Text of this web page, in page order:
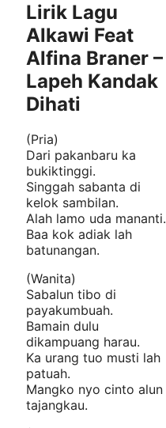
Lirik Lagu
Alkawi Feat
Alfina Braner –
Lapeh Kandak
Dihati
(Pria)
Dari pakanbaru ka
bukiktinggi.
Singgah sabanta di
kelok sambilan.
Alah lamo uda mananti.
Baa kok adiak lah
batunangan.
(Wanita)
Sabalun tibo di
payakumbuah.
Bamain dulu
dikampuang harau.
Ka urang tuo musti lah
patuah.
Mangko nyo cinto alun
tajangkau.